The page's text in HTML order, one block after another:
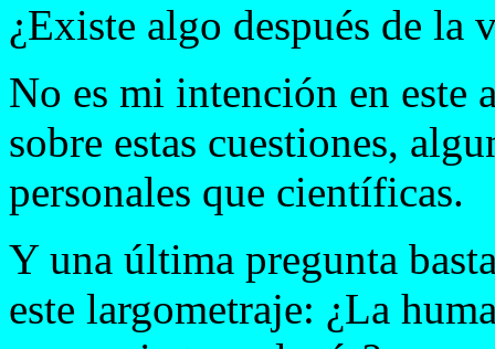
¿Existe algo después de la
No es mi intención en este
sobre estas cuestiones,
personales que científicas.
Y una última pregunta
este largometraje: ¿La